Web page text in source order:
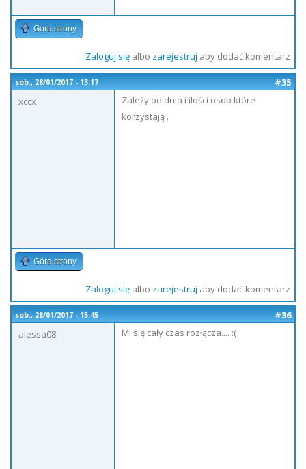
Góra strony
Zaloguj sięalbo zarejestruj aby dodać komentarz
sob., 28/01/2017 - 13:17
#35
xccx
Zależy od dnia i ilości osob które
korzystają .
Góra strony
Zaloguj sięalbo zarejestruj aby dodać komentarz
sob., 28/01/2017 - 15:45
#36
alessa08
Mi się cały czas rozłącza.... :(